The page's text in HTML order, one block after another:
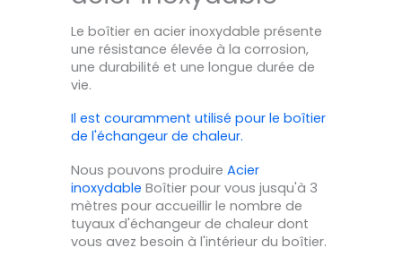
Le boîtier en acier inoxydable présente
une résistance élevée à la corrosion,
une durabilité et une longue durée de
vie.
Il est couramment utilisé pour le boîtier
de l'échangeur de chaleur.
Nous pouvons produire Acier
inoxydable Boîtier pour vous jusqu'à 3
mètres pour accueillir le nombre de
tuyaux d'échangeur de chaleur dont
vous avez besoin à l'intérieur du boîtier.